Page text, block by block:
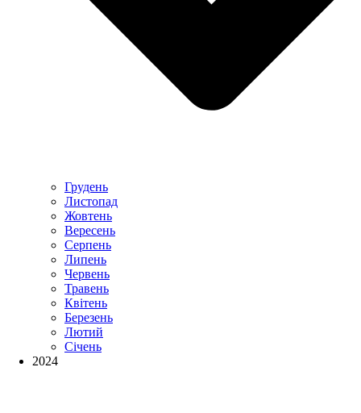
Грудень
Листопад
Жовтень
Вересень
Серпень
Липень
Червень
Травень
Квітень
Березень
Лютий
Січень
2024